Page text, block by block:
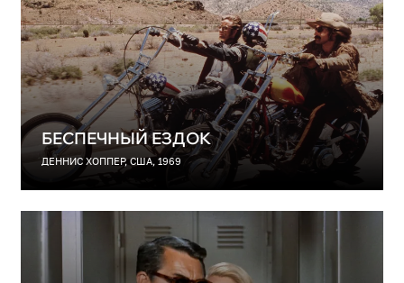
БЕСПЕЧНЫЙ ЕЗДОК
ДЕННИС ХОППЕР, США, 1969